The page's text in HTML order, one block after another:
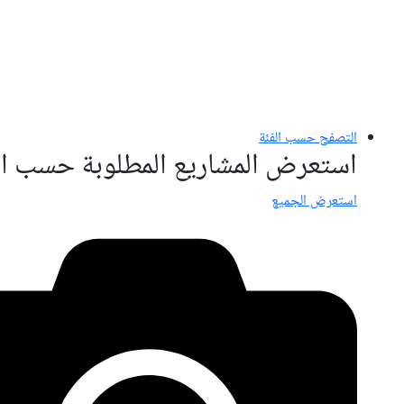
التصفح حسب الفئة
استعرض المشاريع المطلوبة حسب
استعرض الجميع